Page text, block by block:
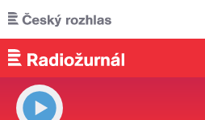
Přejít k hlavnímu obsahu